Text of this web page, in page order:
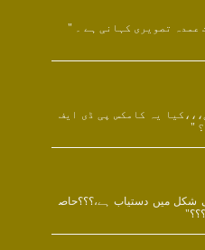
عمدہ تصویری کہانی ہے ۔ "
یہ کامکس پی ڈی ایف
"
شکل میں دستیاب ہے،؟؟؟حاص